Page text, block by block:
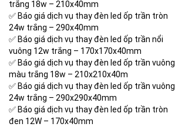
trắng 18w – 210x40mm
✅ Báo giá dịch vụ thay đèn led ốp trần tròn
24w trắng – 290x40mm
✅ Báo giá dịch vụ thay đèn led ốp trần nổi
vuông 12w trắng – 170x170x40mm
✅ Báo giá dịch vụ thay đèn led ốp trần vuông
màu trắng 18w – 210x210x40m
✅ Báo giá dịch vụ thay đèn led ốp trần vuông
24w trắng – 290x290x40mm
✅ Báo giá dịch vụ thay đèn led ốp trần tròn
đen 12W – 170x40mm